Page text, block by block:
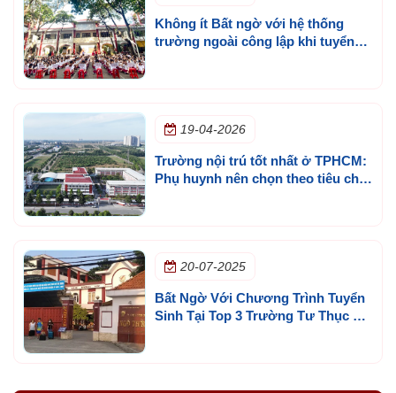
Không ít Bất ngờ với hệ thống
trường ngoài công lập khi tuyển
19-04-2026
Trường nội trú tốt nhất ở TPHCM:
Phụ huynh nên chọn theo tiêu chí
20-07-2025
Bất Ngờ Với Chương Trình Tuyển
Sinh Tại Top 3 Trường Tư Thục Tốt